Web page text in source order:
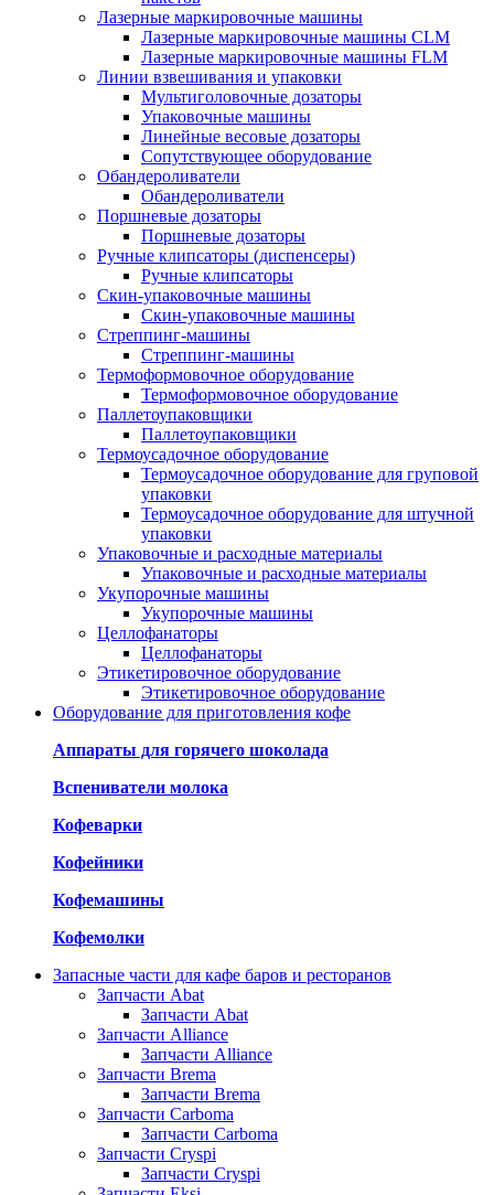
Лазерные маркировочные машины
Лазерные маркировочные машины CLM
Лазерные маркировочные машины FLM
Линии взвешивания и упаковки
Мультиголовочные дозаторы
Упаковочные машины
Линейные весовые дозаторы
Сопутствующее оборудование
Обандероливатели
Обандероливатели
Поршневые дозаторы
Поршневые дозаторы
Ручные клипсаторы (диспенсеры)
Ручные клипсаторы
Скин-упаковочные машины
Скин-упаковочные машины
Стреппинг-машины
Стреппинг-машины
Термоформовочное оборудование
Термоформовочное оборудование
Паллетоупаковщики
Паллетоупаковщики
Термоусадочное оборудование
Термоусадочное оборудование для груповой
упаковки
Термоусадочное оборудование для штучной
упаковки
Упаковочные и расходные материалы
Упаковочные и расходные материалы
Укупорочные машины
Укупорочные машины
Целлофанаторы
Целлофанаторы
Этикетировочное оборудование
Этикетировочное оборудование
Оборудование для приготовления кофе
Аппараты для горячего шоколада
Вспениватели молока
Кофеварки
Кофейники
Кофемашины
Кофемолки
Запасные части для кафе баров и ресторанов
Запчасти Abat
Запчасти Abat
Запчасти Alliance
Запчасти Alliance
Запчасти Brema
Запчасти Brema
Запчасти Carboma
Запчасти Carboma
Запчасти Cryspi
Запчасти Cryspi